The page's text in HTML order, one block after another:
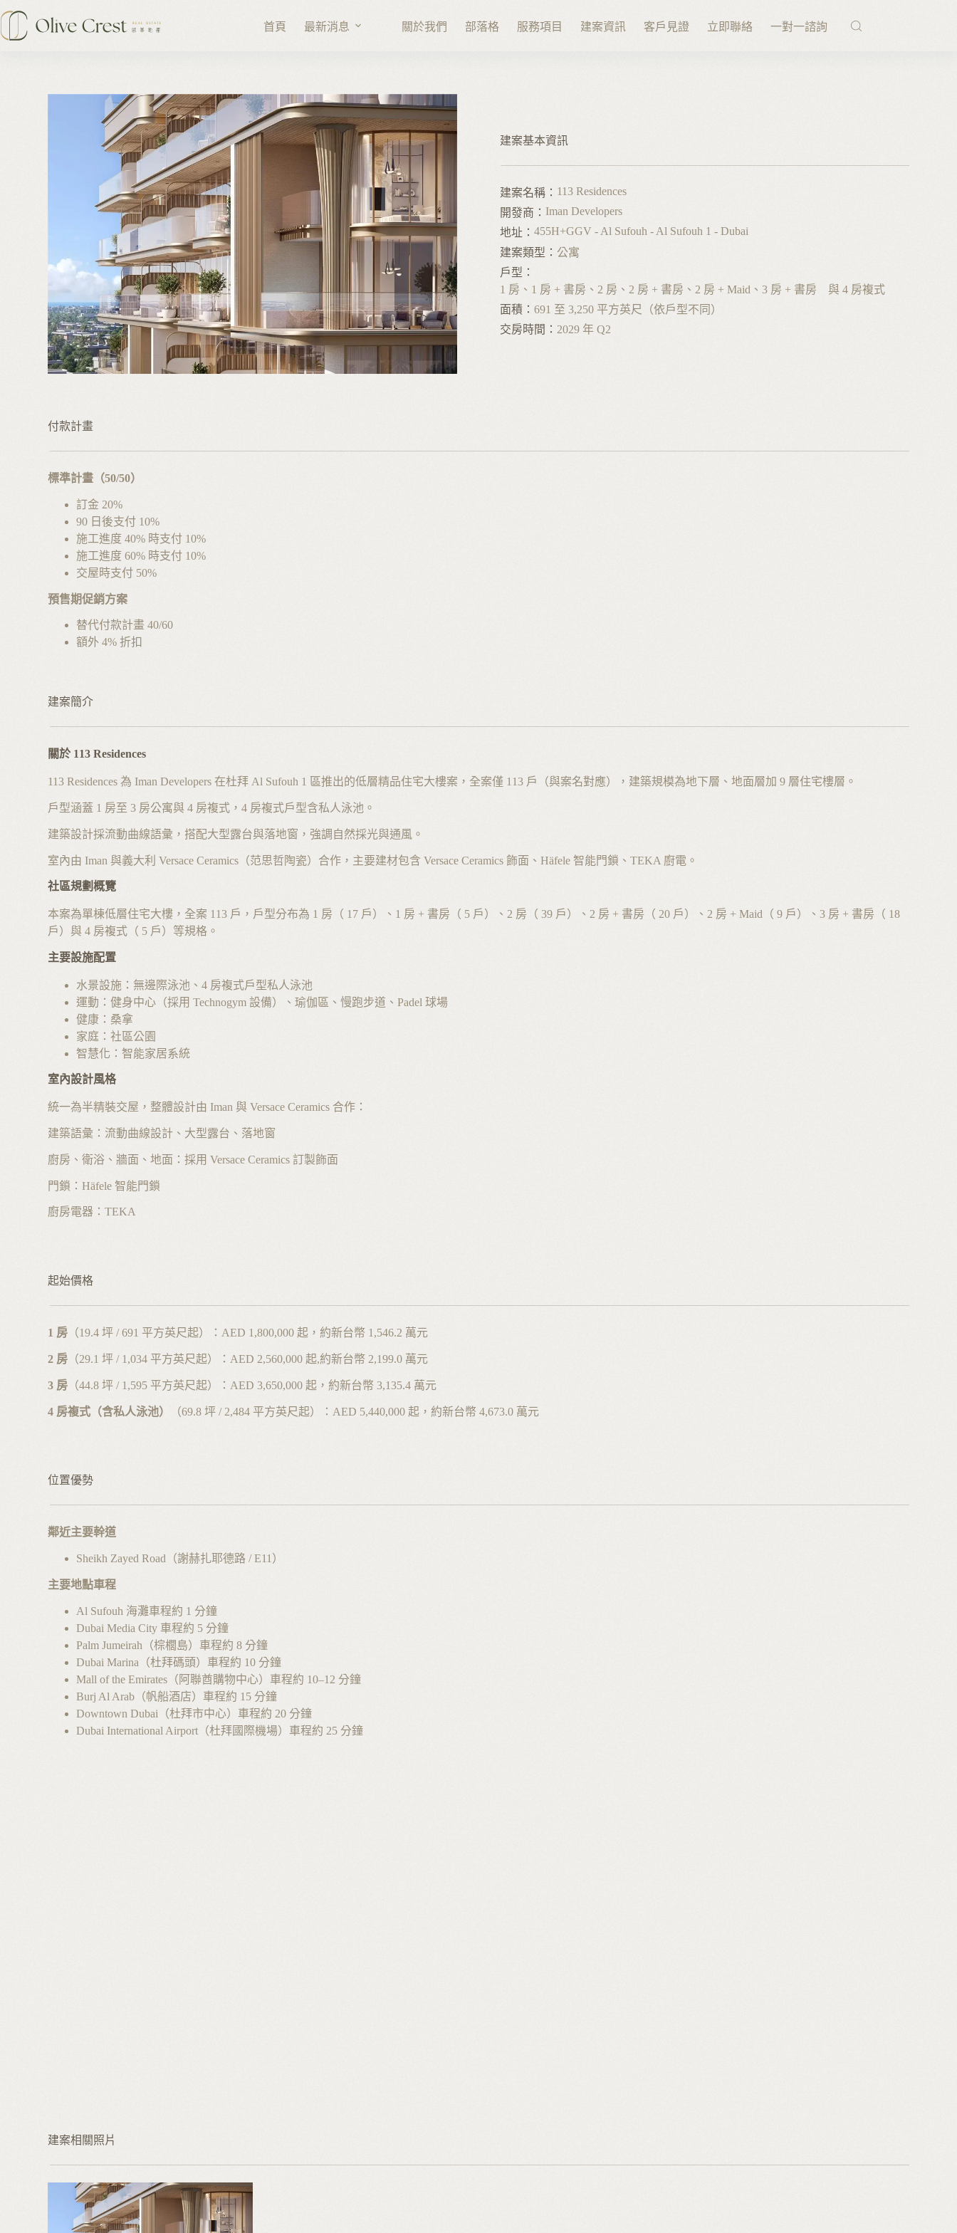
跳
主
首頁 最新消息 關於我們 部落格 服務項目 建案資訊 客戶見證 立即聯絡 一對一諮詢
建案基本資訊
建案名稱： 113 Residences
開發商： Iman Developers
地址： 455H+GGV - Al Sufouh - Al Sufouh 1 - Dubai
建案類型： 公寓
戶型：
1 房、1 房 + 書房、2 房、2 房 + 書房、2 房 + Maid、3 房 + 書房 與 4 房複式
面積： 691 至 3,250 平方英尺（依戶型不同）
交房時間： 2029 年 Q2
付款計畫
標準計畫（50/50）
訂金 20%
90 日後支付 10%
施工進度 40% 時支付 10%
施工進度 60% 時支付 10%
交屋時支付 50%
預售期促銷方案
替代付款計畫 40/60
額外 4% 折扣
建案簡介
關於 113 Residences
113 Residences 為 Iman Developers 在杜拜 Al Sufouh 1 區推出的低層精品住宅大樓案，全案僅 113 戶（與案名對應），建築規模為地下層、地面層加 9 層住宅樓層。
戶型涵蓋 1 房至 3 房公寓與 4 房複式，4 房複式戶型含私人泳池。
建築設計採流動曲線語彙，搭配大型露台與落地窗，強調自然採光與通風。
室內由 Iman 與義大利 Versace Ceramics（范思哲陶瓷）合作，主要建材包含 Versace Ceramics 飾面、Häfele 智能門鎖、TEKA 廚電。
社區規劃概覽
本案為單棟低層住宅大樓，全案 113 戶，戶型分布為 1 房（ 17 戶）、1 房 + 書房（ 5 戶）、2 房（ 39 戶）、2 房 + 書房（ 20 戶）、2 房 + Maid（ 9 戶）、3 房 + 書房（ 18
戶）與 4 房複式（ 5 戶）等規格。
主要設施配置
水景設施：無邊際泳池、4 房複式戶型私人泳池
運動：健身中心（採用 Technogym 設備）、瑜伽區、慢跑步道、Padel 球場
健康：桑拿
家庭：社區公園
智慧化：智能家居系統
室內設計風格
統一為半精裝交屋，整體設計由 Iman 與 Versace Ceramics 合作：
建築語彙：流動曲線設計、大型露台、落地窗
廚房、衛浴、牆面、地面：採用 Versace Ceramics 訂製飾面
門鎖：Häfele 智能門鎖
廚房電器：TEKA
起始價格
1 房 （19.4 坪 / 691 平方英尺起）：AED 1,800,000 起，約新台幣 1,546.2 萬元
2 房 （29.1 坪 / 1,034 平方英尺起）：AED 2,560,000 起,約新台幣 2,199.0 萬元
3 房 （44.8 坪 / 1,595 平方英尺起）：AED 3,650,000 起，約新台幣 3,135.4 萬元
4 房複式（含私人泳池） （69.8 坪 / 2,484 平方英尺起）：AED 5,440,000 起，約新台幣 4,673.0 萬元
位置優勢
鄰近主要幹道
Sheikh Zayed Road（謝赫扎耶德路 / E11）
主要地點車程
Al Sufouh 海灘車程約 1 分鐘
Dubai Media City 車程約 5 分鐘
Palm Jumeirah（棕櫚島）車程約 8 分鐘
Dubai Marina（杜拜碼頭）車程約 10 分鐘
Mall of the Emirates（阿聯酋購物中心）車程約 10–12 分鐘
Burj Al Arab（帆船酒店）車程約 15 分鐘
Downtown Dubai（杜拜市中心）車程約 20 分鐘
Dubai International Airport（杜拜國際機場）車程約 25 分鐘
建案相關照片